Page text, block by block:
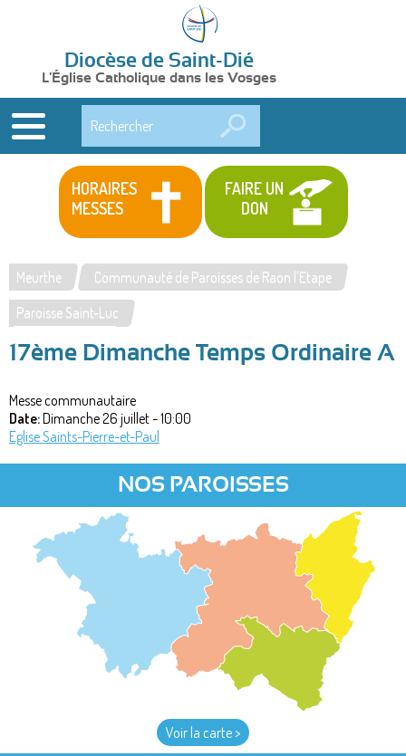
Diocèse de Saint-Dié
L'Église Catholique dans les Vosges
HORAIRES
MESSES
FAIRE UN
DON
Vous
êtes
ici
Meurthe
Communauté de Paroisses de Raon l'Etape
Paroisse Saint-Luc
17ème Dimanche Temps Ordinaire A
Messe communautaire
Date:Dimanche 26 juillet - 10:00
Eglise Saints-Pierre-et-Paul
NOS PAROISSES
Voir la carte >